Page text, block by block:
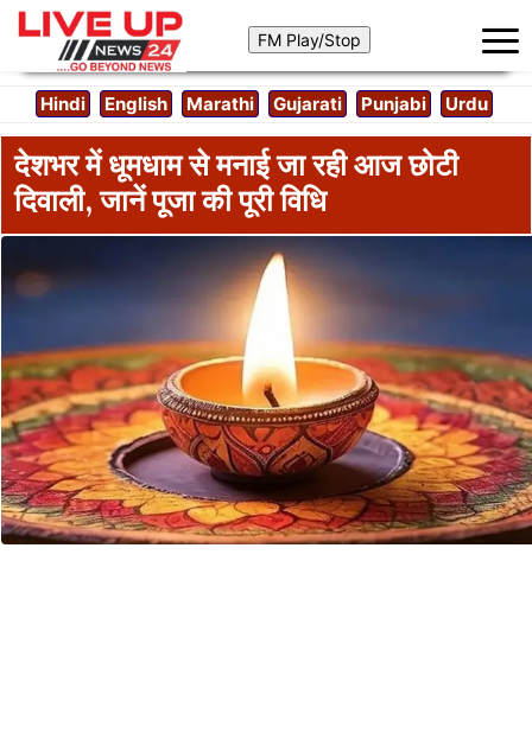
Hindi English Marathi Gujarati Punjabi Urdu
देशभर में धूमधाम से मनाई जा रही आज छोटी
दिवाली, जानें पूजा की पूरी विधि